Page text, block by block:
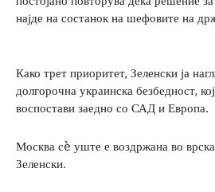
најде на состанок на шефовите на
Како трет приоритет, Зеленски ја
долгорочна украинска безбедност,
воспостави заедно со САД и Европа.
Москва сè уште е воздржана во
Зеленски.